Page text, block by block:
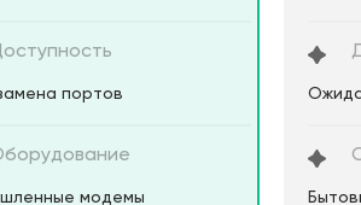
портов
модемы